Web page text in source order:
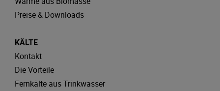
Preise & Downloads
KÄLTE
Kontakt
Die Vorteile
Fernkälte aus Trinkwasser